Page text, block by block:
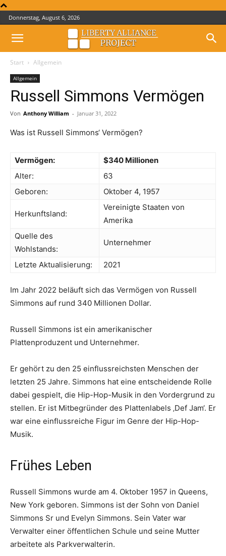
Donnerstag, August 6, 2026
Start Allgemein
Allgemein
Russell Simmons Vermögen
Von Anthony William - Januar 31, 2022
Was ist Russell Simmons‘ Vermögen?
Vermögen:
$340 Millionen
Alter:
63
Geboren:
Oktober 4, 1957
Herkunftsland:
Vereinigte Staaten von
Amerika
Quelle des
Wohlstands:
Unternehmer
Letzte Aktualisierung: 2021
Im Jahr 2022 beläuft sich das Vermögen von Russell
Simmons auf rund 340 Millionen Dollar.
Russell Simmons ist ein amerikanischer
Plattenproduzent und Unternehmer.
Er gehört zu den 25 einflussreichsten Menschen der
letzten 25 Jahre. Simmons hat eine entscheidende Rolle
dabei gespielt, die Hip-Hop-Musik in den Vordergrund zu
stellen. Er ist Mitbegründer des Plattenlabels ‚Def Jam‘. Er
war eine einflussreiche Figur im Genre der Hip-Hop-
Musik.
Frühes Leben
Russell Simmons wurde am 4. Oktober 1957 in Queens,
New York geboren. Simmons ist der Sohn von Daniel
Simmons Sr und Evelyn Simmons. Sein Vater war
Verwalter einer öffentlichen Schule und seine Mutter
arbeitete als Parkverwalterin.